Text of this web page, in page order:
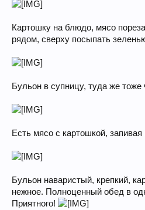
Картошку на блюдо, мясо
рядом, сверху посыпать
Бульон в супницу, туда же тоже
Есть мясо с картошкой,
Бульон наваристый, крепкий,
нежное. Полноценный обед в
Приятного!